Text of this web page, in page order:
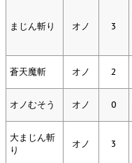
まじん斬り オノ 3
蒼天魔斬 オノ 2
オノむそう オノ 0
大まじん斬
り
オノ 3